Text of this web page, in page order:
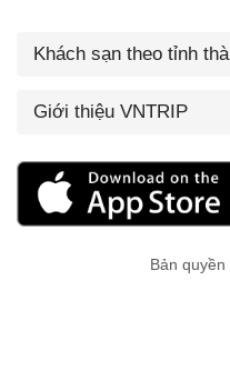
Khách sạn theo tỉnh
Giới thiệu VNTRIP
Bản